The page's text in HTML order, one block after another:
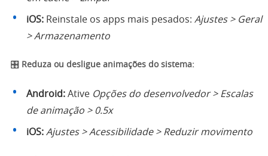
iOS: Reinstale os apps mais pesados: Ajustes > Geral
> Armazenamento
🎛️ Reduza ou desligue animações do sistema:
Android: Ative Opções do desenvolvedor > Escalas
de animação > 0.5x
iOS: Ajustes > Acessibilidade > Reduzir movimento